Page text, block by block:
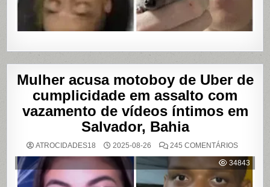
Mulher acusa motoboy de Uber de
cumplicidade em assalto com
vazamento de vídeos íntimos em
Salvador, Bahia
ATROCIDADES18 2025-08-26 245 COMENTÁRIOSEM
ACUSA
DE
UBER
34843